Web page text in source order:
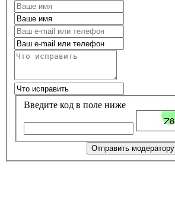
Введите код в поле ниже
Отправить модератору